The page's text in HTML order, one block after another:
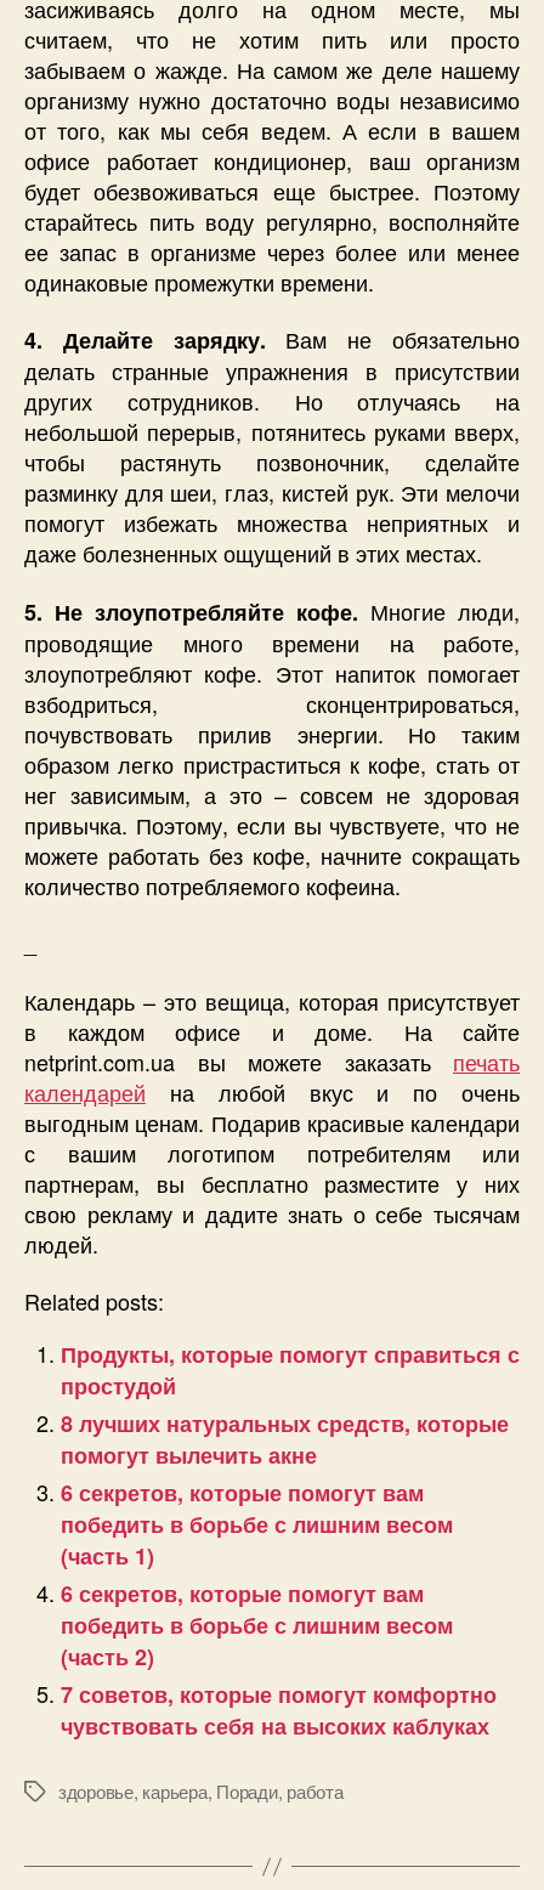
засиживаясь долго на одном месте, мы
считаем, что не хотим пить или просто
забываем о жажде. На самом же деле нашему
организму нужно достаточно воды независимо
от того, как мы себя ведем. А если в вашем
офисе работает кондиционер, ваш организм
будет обезвоживаться еще быстрее. Поэтому
старайтесь пить воду регулярно, восполняйте
ее запас в организме через более или менее
одинаковые промежутки времени.
4. Делайте зарядку. Вам не обязательно
делать странные упражнения в присутствии
других сотрудников. Но отлучаясь на
небольшой перерыв, потянитесь руками вверх,
чтобы растянуть позвоночник, сделайте
разминку для шеи, глаз, кистей рук. Эти мелочи
помогут избежать множества неприятных и
даже болезненных ощущений в этих местах.
5. Не злоупотребляйте кофе. Многие люди,
проводящие много времени на работе,
злоупотребляют кофе. Этот напиток помогает
взбодриться, сконцентрироваться,
почувствовать прилив энергии. Но таким
образом легко пристраститься к кофе, стать от
нег зависимым, а это – совсем не здоровая
привычка. Поэтому, если вы чувствуете, что не
можете работать без кофе, начните сокращать
количество потребляемого кофеина.
Календарь – это вещица, которая присутствует
в каждом офисе и доме. На сайте
netprint.com.ua вы можете заказать печать
календарей на любой вкус и по очень
выгодным ценам. Подарив красивые календари
с вашим логотипом потребителям или
партнерам, вы бесплатно разместите у них
свою рекламу и дадите знать о себе тысячам
людей.
Related posts:
Продукты, которые помогут справиться с
простудой
8 лучших натуральных средств, которые
помогут вылечить акне
6 секретов, которые помогут вам
победить в борьбе с лишним весом
(часть 1)
6 секретов, которые помогут вам
победить в борьбе с лишним весом
(часть 2)
7 советов, которые помогут комфортно
чувствовать себя на высоких каблуках
Позначки
здоровье, карьера, Поради, работа